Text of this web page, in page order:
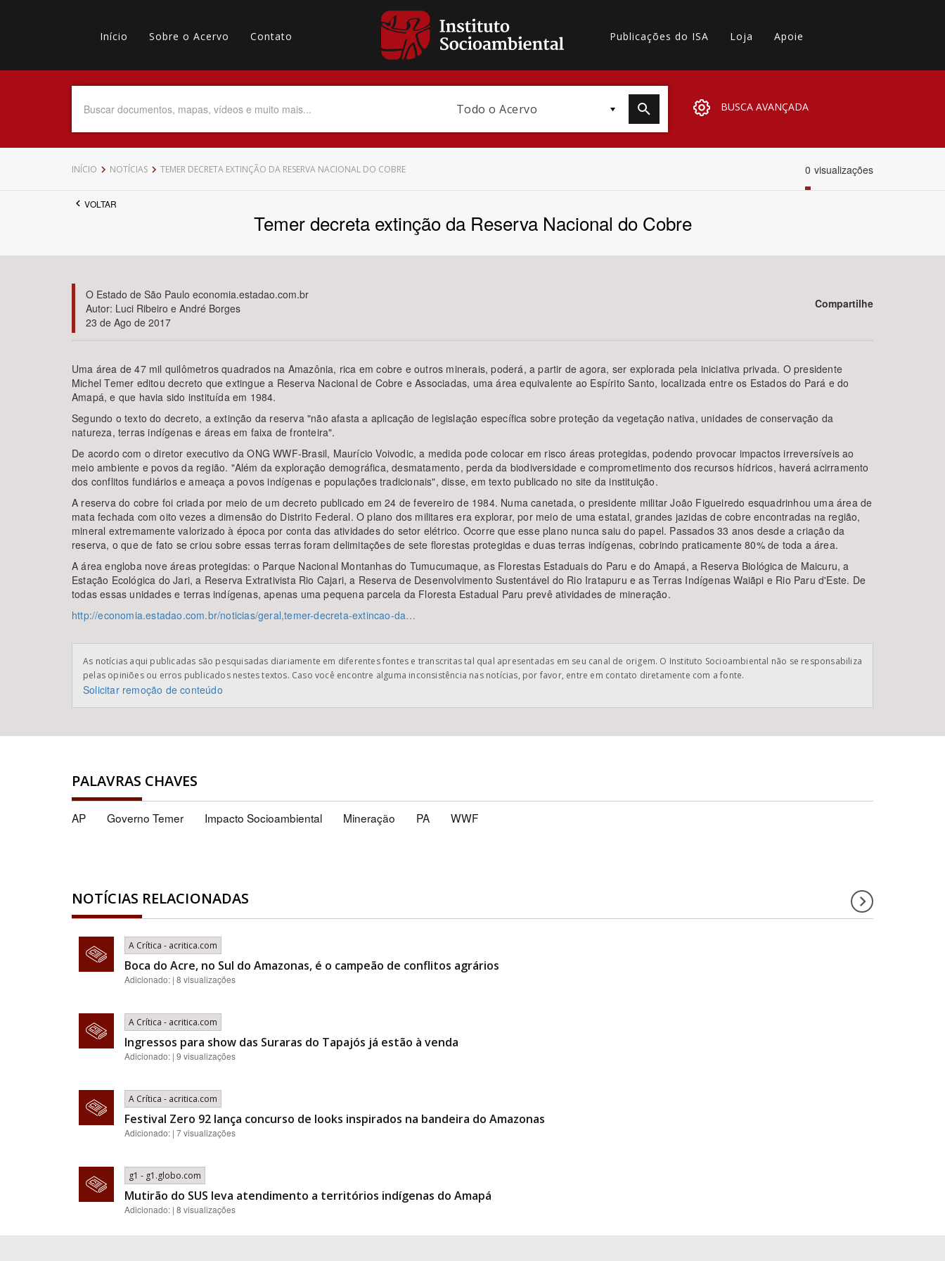
Main
navigation
Início Sobre o Acervo Contato
secundário
Publicações do ISA Loja Apoie
Todo o Acervo BUSCA AVANÇADA
Data do Documento Até
Tema
Área de Levantamento Área Protegida
BUSCAR
INÍCIO NOTÍCIAS TEMER DECRETA EXTINÇÃO DA RESERVA NACIONAL DO COBRE 0 visualizações
VOLTAR
Temer decreta extinção da Reserva Nacional do Cobre
O Estado de São Paulo economia.estadao.com.br
Autor: Luci Ribeiro e André Borges
23 de Ago de 2017
Compartilhe
Uma área de 47 mil quilômetros quadrados na Amazônia, rica em cobre e outros minerais, poderá, a partir de agora, ser explorada pela iniciativa privada. O presidente
Michel Temer editou decreto que extingue a Reserva Nacional de Cobre e Associadas, uma área equivalente ao Espírito Santo, localizada entre os Estados do Pará e do
Amapá, e que havia sido instituída em 1984.
Segundo o texto do decreto, a extinção da reserva "não afasta a aplicação de legislação específica sobre proteção da vegetação nativa, unidades de conservação da
natureza, terras indígenas e áreas em faixa de fronteira".
De acordo com o diretor executivo da ONG WWF-Brasil, Maurício Voivodic, a medida pode colocar em risco áreas protegidas, podendo provocar impactos irreversíveis ao
meio ambiente e povos da região. "Além da exploração demográfica, desmatamento, perda da biodiversidade e comprometimento dos recursos hídricos, haverá acirramento
dos conflitos fundiários e ameaça a povos indígenas e populações tradicionais", disse, em texto publicado no site da instituição.
A reserva do cobre foi criada por meio de um decreto publicado em 24 de fevereiro de 1984. Numa canetada, o presidente militar João Figueiredo esquadrinhou uma área de
mata fechada com oito vezes a dimensão do Distrito Federal. O plano dos militares era explorar, por meio de uma estatal, grandes jazidas de cobre encontradas na região,
mineral extremamente valorizado à época por conta das atividades do setor elétrico. Ocorre que esse plano nunca saiu do papel. Passados 33 anos desde a criação da
reserva, o que de fato se criou sobre essas terras foram delimitações de sete florestas protegidas e duas terras indígenas, cobrindo praticamente 80% de toda a área.
A área engloba nove áreas protegidas: o Parque Nacional Montanhas do Tumucumaque, as Florestas Estaduais do Paru e do Amapá, a Reserva Biológica de Maicuru, a
Estação Ecológica do Jari, a Reserva Extrativista Rio Cajari, a Reserva de Desenvolvimento Sustentável do Rio Iratapuru e as Terras Indígenas Waiãpi e Rio Paru d'Este. De
todas essas unidades e terras indígenas, apenas uma pequena parcela da Floresta Estadual Paru prevê atividades de mineração.
http://economia.estadao.com.br/noticias/geral,temer-decreta-extincao-da…
As notícias aqui publicadas são pesquisadas diariamente em diferentes fontes e transcritas tal qual apresentadas em seu canal de origem. O Instituto Socioambiental não se responsabiliza
pelas opiniões ou erros publicados nestes textos. Caso você encontre alguma inconsistência nas notícias, por favor, entre em contato diretamente com a fonte.
Solicitar remoção de conteúdo
PALAVRAS CHAVES
AP Governo Temer Impacto Socioambiental Mineração PA WWF
NOTÍCIAS RELACIONADAS
A Crítica - acritica.com
Boca do Acre, no Sul do Amazonas, é o campeão de conflitos agrários
Adicionado: | 8 visualizações
A Crítica - acritica.com
Ingressos para show das Suraras do Tapajós já estão à venda
Adicionado: | 9 visualizações
A Crítica - acritica.com
Festival Zero 92 lança concurso de looks inspirados na bandeira do Amazonas
Adicionado: | 7 visualizações
g1 - g1.globo.com
Mutirão do SUS leva atendimento a territórios indígenas do Amapá
Adicionado: | 8 visualizações